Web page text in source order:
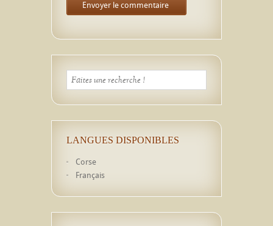
LANGUES DISPONIBLES
Corse
Français